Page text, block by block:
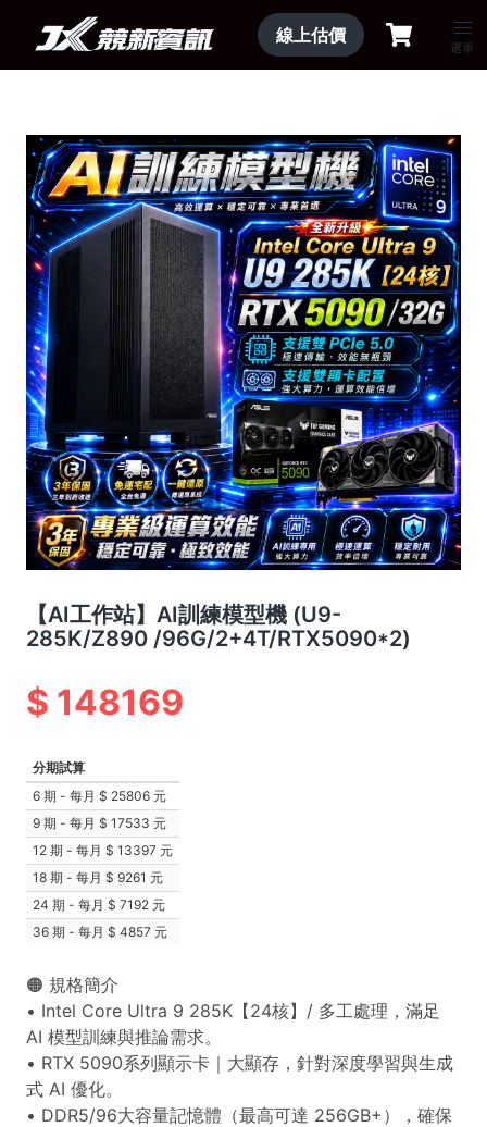
線上估價
選單
【AI工作站】AI訓練模型機 (U9-
285K/Z890 /96G/2+4T/RTX5090*2)
分期試算
6 期 - 每月
25806 元
9 期 - 每月
17533 元
12 期 - 每月
13397 元
18 期 - 每月
9261 元
24 期 - 每月
7192 元
36 期 - 每月
4857 元
148169
🟠 規格簡介
• Intel Core Ultra 9 285K【24核】/ 多工處理，滿足
AI 模型訓練與推論需求。
• RTX 5090系列顯示卡｜大顯存，針對深度學習與生成
式 AI 優化。
• DDR5/96大容量記憶體（最高可達 256GB+），確保